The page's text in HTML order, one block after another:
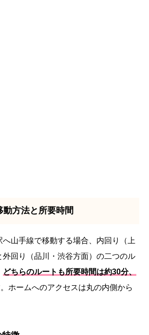
動方法と所要時間
山手線で移動する場合、内回り（上
外回り（品川・渋谷方面）の二つのル
どちらのルートも所要時間は約30分、
ホームへのアクセスは丸の内側から